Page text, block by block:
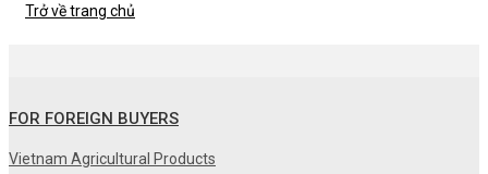
Trở về trang chủ
FOR FOREIGN BUYERS
Vietnam Agricultural Products